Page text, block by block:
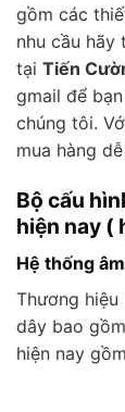
gồm các
nhu cầu hãy
tại Tiến
gmail để
chúng tôi.
mua hàng
Bộ cấu
hiện nay (
Hệ thống
Thương
dây bao
hiện nay